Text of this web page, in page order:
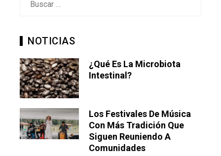
NOTICIAS
¿Qué Es La Microbiota
Intestinal?
Los Festivales De Música
Con Más Tradición Que
Siguen Reuniendo A
Comunidades